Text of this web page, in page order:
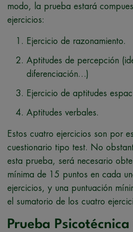
modo, la prueba estará
ejercicios:
Ejercicio de razonamiento.
Aptitudes de percepción
diferenciación…)
Ejercicio de aptitudes
Aptitudes verbales.
Estos cuatro ejercicios son por
cuestionario tipo test. No
esta prueba, será necesario
mínima de 15 puntos en cada
ejercicios, y una puntuación
el sumatorio de los cuatro
Prueba Psicotécnica